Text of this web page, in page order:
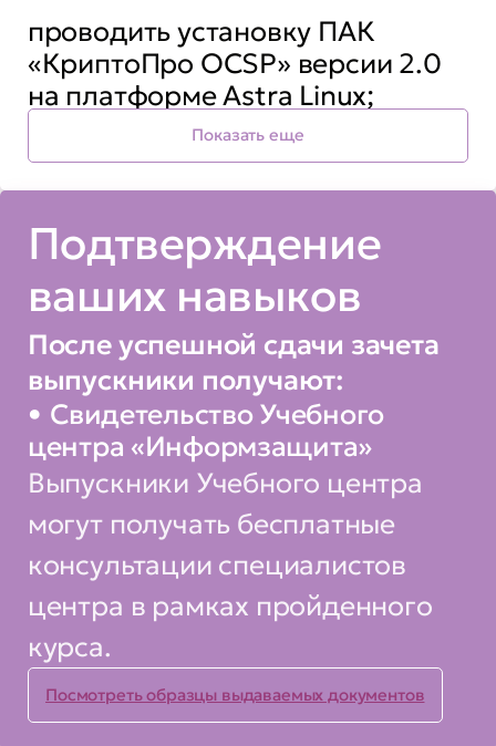
проводить установку ПАК
«КриптоПро OCSP» версии 2.0
на платформе Astra Linux;
осуществлять настройку ПАК
«КриптоПро OCSP» версии 2.0;
Показать еще
Подтверждение
ваших навыков
После успешной сдачи зачета
выпускники получают:
Свидетельство Учебного
центра «Информзащита»
Выпускники Учебного центра
могут получать бесплатные
консультации специалистов
центра в рамках пройденного
курса.
Посмотреть образцы выдаваемых документов